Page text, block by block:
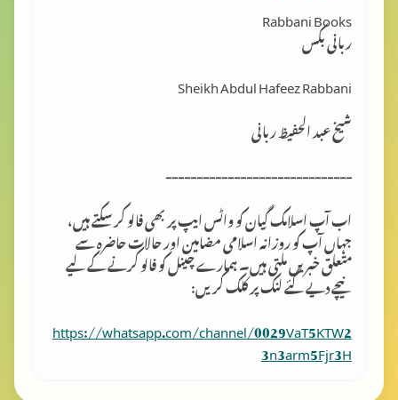
Rabbani Books
ربانی بکس
Sheikh Abdul Hafeez Rabbani
شیخ عبد الحفیظ ربانی
------------------------------
اب آپ اسلامک گِیان کو واٹس ایپ پر بھی فالو کر سکتے ہیں،
جہاں آپ کو روزانہ اسلامی مضامین اور حالات حاضرہ سے
متعلق خبریں ملتی ہیں۔ ہمارے چینل کو فالو کرنے کے لیے
نیچے دیے گئے لنک پر کلک کریں:
https://whatsapp.com/channel/0029VaT5KTW2
3n3arm5Fjr3H